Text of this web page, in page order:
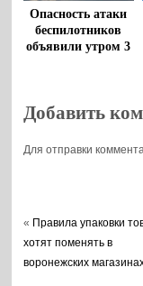
Опасность атаки
беспилотников
объявили утром 3
Добавить
Для отправки
« Правила упаковки
хотят поменять в
воронежских